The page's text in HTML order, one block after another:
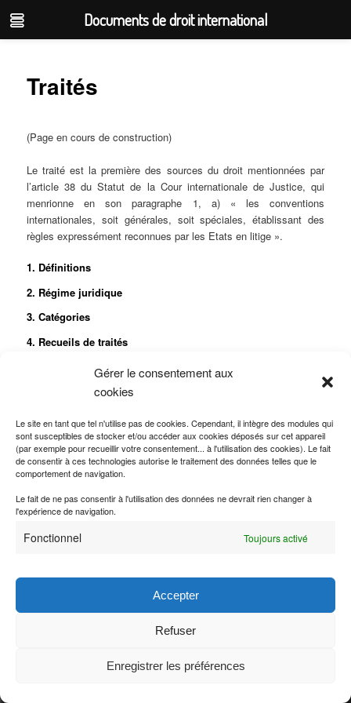
Gérer le consentement aux
cookies
Le site en tant que tel n'utilise pas de cookies. Cependant, il intègre des modules qui
sont susceptibles de stocker et/ou accéder aux cookies déposés sur cet appareil
(par exemple pour recueillir votre consentement... à l'utilisation des cookies). Le fait
de consentir à ces technologies autorise le traitement des données telles que le
comportement de navigation.
Le fait de ne pas consentir à l'utilisation des données ne devrait rien changer à
l'expérience de navigation.
Fonctionnel Toujours activé
Accepter
Refuser
Enregistrer les préférences
contenu
principalTraités
(Page en cours de construction)
Le traité est la première des sources du droit mentionnées par
l’article 38 du Statut de la Cour internationale de Justice, qui
menrionne en son paragraphe 1, a) « les conventions
internationales, soit générales, soit spéciales, établissant des
règles expressément reconnues par les Etats en litige ».
1. Définitions
2. Régime juridique
3. Catégories
4. Recueils de traités
Documents de droit international